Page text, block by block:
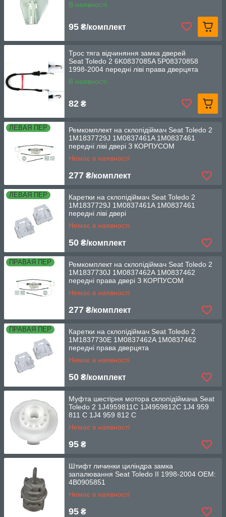
В наявності
95 ₴/комплект
Трос тяга відчиняння замка дверей
Seat Toledo 2 6K0837085A 5P08370858
1998-2004 передні ліві права дверцята
В наявності
82 ₴
ЛЕВАЯ ПЕР
Ремкомплект на склопідіймач Seat Toledo 2
1M1837729J 1M0837461A 1M0837461
передні ліві двері З КОРПУСОМ
Немає в наявності
277 ₴/комплект
ЛЕВАЯ ПЕР
Каретки на склопідіймач Seat Toledo 2
1M1837729J 1M0837461A 1M0837461
передні ліві двері
Немає в наявності
50 ₴/комплект
ПРАВАЯ ПЕР
Ремкомплект на склопідіймач Seat Toledo 2
1M1837730J 1M0837462A 1M0837462
передні права двері З КОРПУСОМ
Немає в наявності
277 ₴/комплект
ПРАВАЯ ПЕР
Каретки на склопідіймач Seat Toledo 2
1M1837730E 1M0837462A 1M0837462
передні права дверцята
Немає в наявності
50 ₴/комплект
Муфта шестірня мотора склопідіймача Seat
Toledo 2 1J4959811C 1J4959812C 1J4 959
811 C 1J4 959 812 C
Немає в наявності
95 ₴
Штифт личинки циліндра замка
запалювання Seat Toledo II 1998-2004 OEM:
4B0905851
Немає в наявності
95 ₴